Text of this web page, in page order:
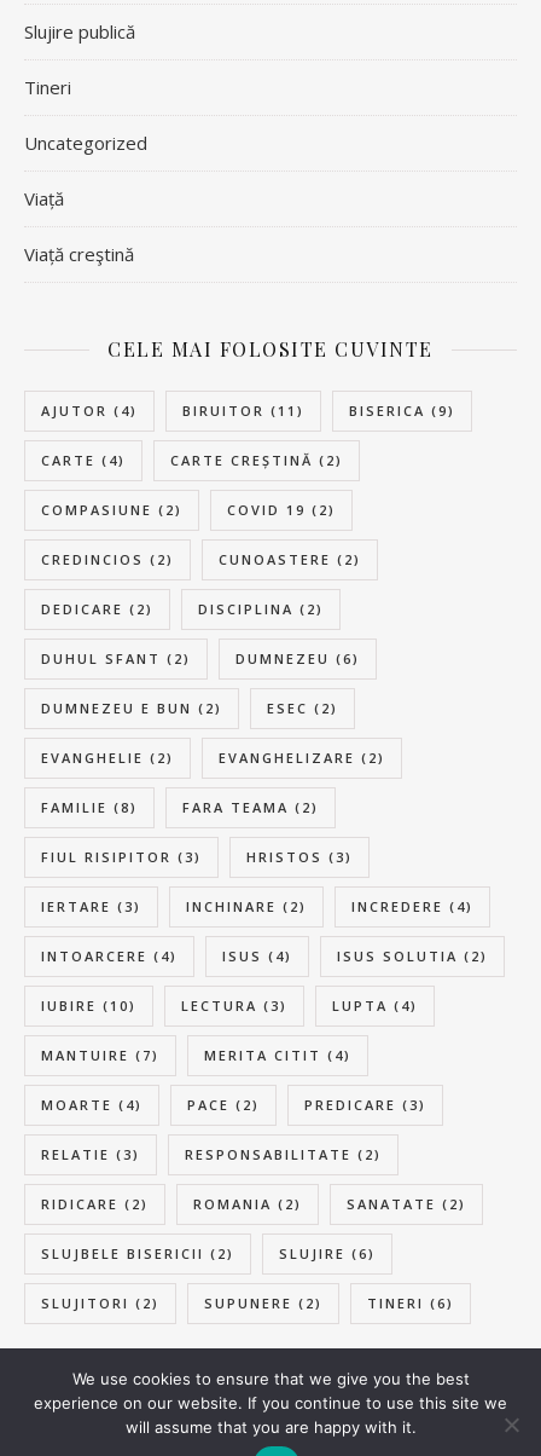
Slujire publică
Tineri
Uncategorized
Viață
Viață creştină
CELE MAI FOLOSITE CUVINTE
AJUTOR (4) BIRUITOR (11) BISERICA (9)
CARTE (4) CARTE CREȘTINĂ (2)
COMPASIUNE (2) COVID 19 (2)
CREDINCIOS (2) CUNOASTERE (2)
DEDICARE (2) DISCIPLINA (2)
DUHUL SFANT (2) DUMNEZEU (6)
DUMNEZEU E BUN (2) ESEC (2)
EVANGHELIE (2) EVANGHELIZARE (2)
FAMILIE (8) FARA TEAMA (2)
FIUL RISIPITOR (3) HRISTOS (3)
IERTARE (3) INCHINARE (2) INCREDERE (4)
INTOARCERE (4) ISUS (4) ISUS SOLUTIA (2)
IUBIRE (10) LECTURA (3) LUPTA (4)
MANTUIRE (7) MERITA CITIT (4)
MOARTE (4) PACE (2) PREDICARE (3)
RELATIE (3) RESPONSABILITATE (2)
RIDICARE (2) ROMANIA (2) SANATATE (2)
SLUJBELE BISERICII (2) SLUJIRE (6)
SLUJITORI (2) SUPUNERE (2) TINERI (6)
© 2026 samuelvlad.com
We use cookies to ensure that we give you the best
experience on our website. If you continue to use this site we
will assume that you are happy with it.